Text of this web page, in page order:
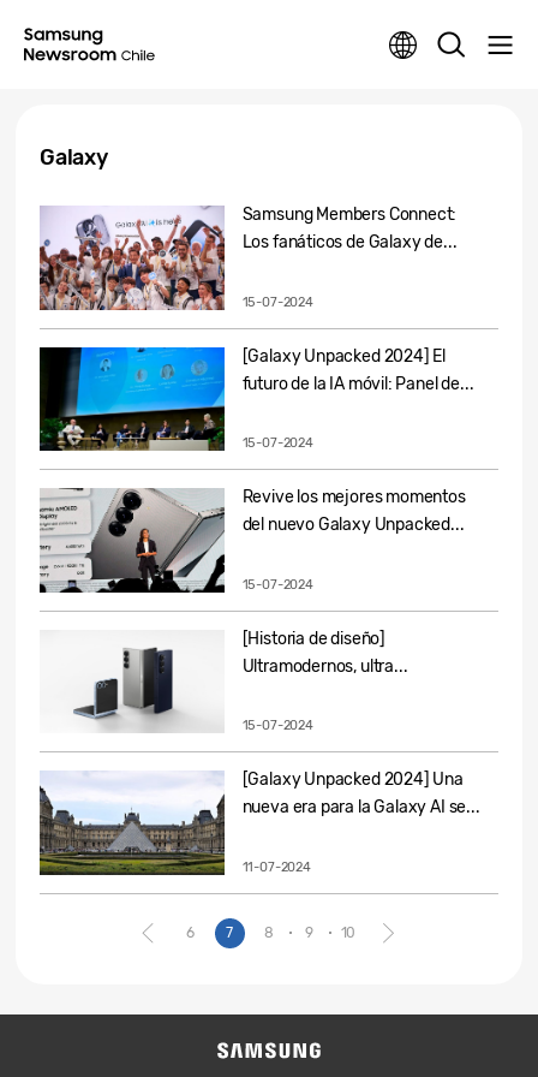
Galaxy
Samsung Members Connect:
Los fanáticos de Galaxy de...
15-07-2024
[Galaxy Unpacked 2024] El
futuro de la IA móvil: Panel de...
15-07-2024
Revive los mejores momentos
del nuevo Galaxy Unpacked...
15-07-2024
[Historia de diseño]
Ultramodernos, ultra...
15-07-2024
[Galaxy Unpacked 2024] Una
nueva era para la Galaxy AI se...
11-07-2024
6 7 8 9 10